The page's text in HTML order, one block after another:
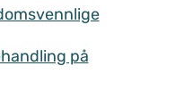
på